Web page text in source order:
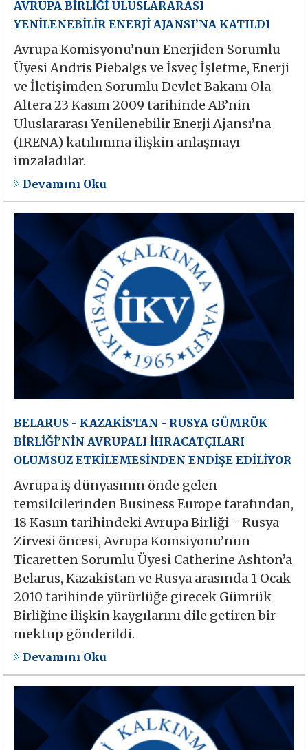
AVRUPA BİRLİĞİ ULUSLARARASI
YENİLENEBİLİR ENERJİ AJANSI’NA KATILDI
Avrupa Komisyonu’nun Enerjiden Sorumlu
Üyesi Andris Piebalgs ve İsveç İşletme, Enerji
ve İletişimden Sorumlu Devlet Bakanı Ola
Altera 23 Kasım 2009 tarihinde AB’nin
Uluslararası Yenilenebilir Enerji Ajansı’na
(IRENA) katılımına ilişkin anlaşmayı
imzaladılar.
Devamını Oku
BELARUS - KAZAKİSTAN - RUSYA GÜMRÜK
BİRLİĞİ’NİN AVRUPALI İHRACATÇILARI
OLUMSUZ ETKİLEMESİNDEN ENDİŞE EDİLİYOR
Avrupa iş dünyasının önde gelen
temsilcilerinden Business Europe tarafından,
18 Kasım tarihindeki Avrupa Birliği - Rusya
Zirvesi öncesi, Avrupa Komsiyonu’nun
Ticaretten Sorumlu Üyesi Catherine Ashton’a
Belarus, Kazakistan ve Rusya arasında 1 Ocak
2010 tarihinde yürürlüğe girecek Gümrük
Birliğine ilişkin kaygılarını dile getiren bir
mektup gönderildi.
Devamını Oku